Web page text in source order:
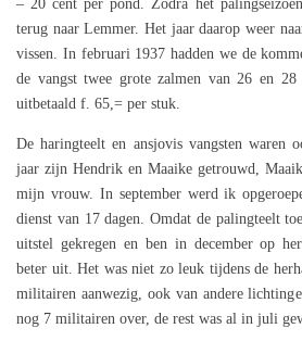
– 20 cent per pond. Zodra het
terug naar Lemmer. Het jaar daarop weer
vissen. In februari 1937 hadden we de
de vangst twee grote zalmen van 26 en
uitbetaald f. 65,= per stuk.
De haringteelt en ansjovis vangsten waren
jaar zijn Hendrik en Maaike getrouwd,
mijn vrouw. In september werd ik
dienst van 17 dagen. Omdat de palingteelt
uitstel gekregen en ben in december op
beter uit. Het was niet zo leuk tijdens de
militairen aanwezig, ook van andere
nog 7 militairen over, de rest was al in juli